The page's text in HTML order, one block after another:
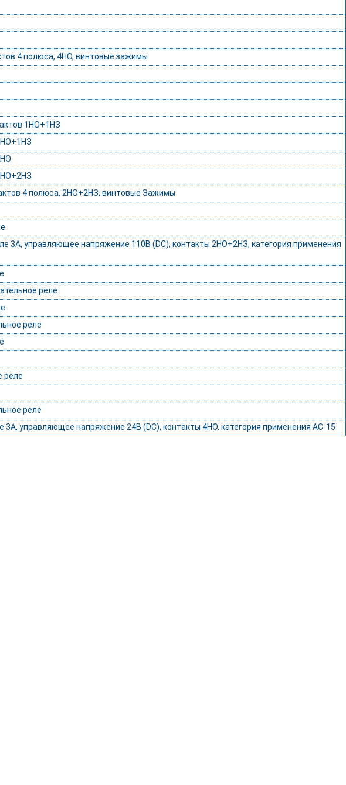
4 полюса, 4НО, винтовые зажимы
1НО+1НЗ
4 полюса, 2НО+2НЗ, винтовые Зажимы
3А, управляющее напряжение 110В (DС), контакты 2НО+2НЗ, категория применения
реле
реле
реле
реле
3А, управляющее напряжение 24В (DС), контакты 4НО, категория применения AC-15